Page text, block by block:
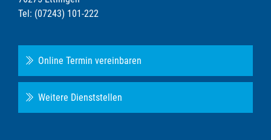
Tel: (07243) 101-222
Online Termin vereinbaren
Weitere Dienststellen